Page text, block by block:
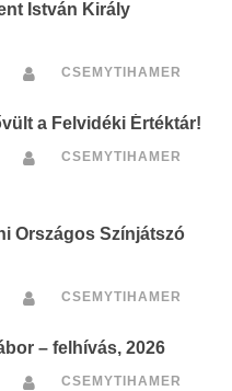
István Király
CSEMYTIHAMER
a Felvidéki Értéktár!
CSEMYTIHAMER
Országos Színjátszó
CSEMYTIHAMER
– felhívás, 2026
CSEMYTIHAMER